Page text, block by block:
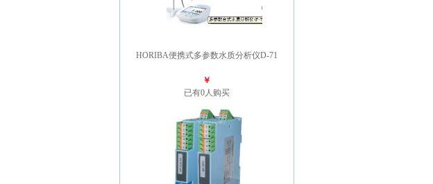
HORIBA便携式多参数水质分析仪D-71
￥
已有0人购买